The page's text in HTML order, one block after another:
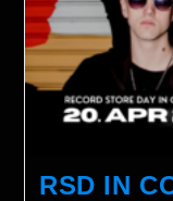
RSD IN